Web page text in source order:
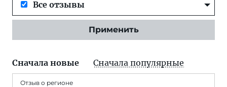
Все отзывы
Применить
Сначала новые Сначала популярные
Отзыв о регионе